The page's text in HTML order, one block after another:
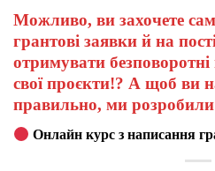
Можливо, ви захочете
грантові заявки й на
отримувати
свої проєкти!? А щоб ви
правильно, ми
Онлайн курс з написання